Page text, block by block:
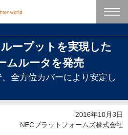
ープットを実現した
ムルータを発売
全方位カバーにより安定し
2016年10月3日
NECプラットフォームズ株式会社